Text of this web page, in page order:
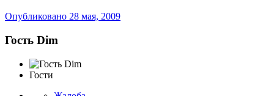
Опубликовано 28 мая, 2009
Гость Dim
Гости